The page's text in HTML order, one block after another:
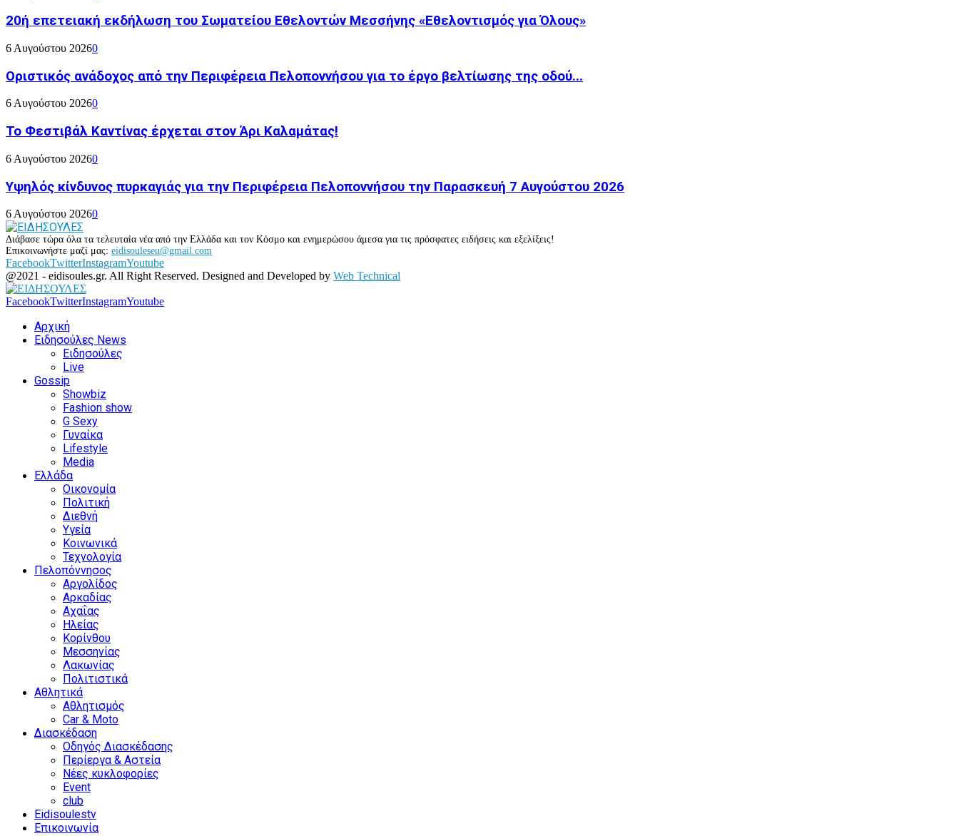
20ή επετειακή εκδήλωση του Σωματείου Εθελοντών Μεσσήνης «Εθελοντισμός για Όλους»
6 Αυγούστου 20260
Οριστικός ανάδοχος από την Περιφέρεια Πελοποννήσου για το έργο βελτίωσης της οδού...
6 Αυγούστου 20260
Το Φεστιβάλ Καντίνας έρχεται στον Άρι Καλαμάτας!
6 Αυγούστου 20260
Υψηλός κίνδυνος πυρκαγιάς για την Περιφέρεια Πελοποννήσου την Παρασκευή 7 Αυγούστου 2026
6 Αυγούστου 20260
Διάβασε τώρα όλα τα τελευταία νέα από την Ελλάδα και τον Κόσμο και ενημερώσου άμεσα για τις πρόσφατες ειδήσεις και εξελίξεις!
Επικοινωνήστε μαζί μας: eidisouleseu@gmail.com
FacebookTwitterInstagramYoutube
@2021 - eidisoules.gr. All Right Reserved. Designed and Developed by Web Technical
FacebookTwitterInstagramYoutube
Αρχική
Ειδησούλες News
Ειδησούλες
Live
Gossip
Showbiz
Fashion show
G Sexy
Γυναίκα
Lifestyle
Media
Ελλάδα
Οικονομία
Πολιτική
Διεθνή
Υγεία
Κοινωνικά
Τεχνολογία
Πελοπόννησος
Αργολίδος
Αρκαδίας
Αχαΐας
Ηλείας
Κορίνθου
Μεσσηνίας
Λακωνίας
Πολιτιστικά
Αθλητικά
Αθλητισμός
Car & Moto
Διασκέδαση
Οδηγός Διασκέδασης
Περίεργα & Αστεία
Νέες κυκλοφορίες
Event
club
Eidisoulestv
Επικοινωνία